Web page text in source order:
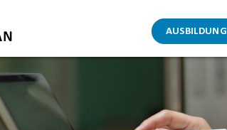
AUSBILDUNG